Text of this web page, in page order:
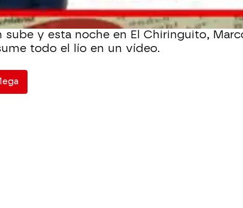
Lehmann, De la Fuente y Vicente
comentarios en un escenario más
sube y esta noche en El Chiringuito,
todo el lío en un vídeo.